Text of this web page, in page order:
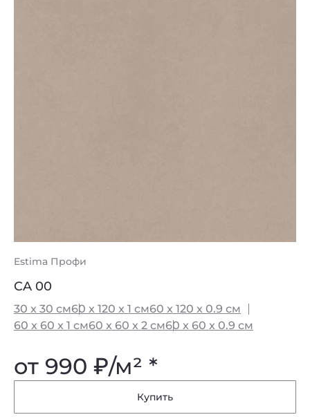
Estima Профи
CA 00
30 x 30 см60 x 120 x 1 см60 x 120 x 0.9 см
60 x 60 x 1 см60 x 60 x 2 см60 x 60 x 0.9 см
от 990 ₽/м² *
Купить